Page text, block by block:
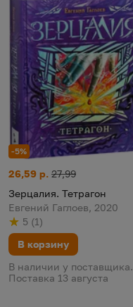
-5%
Зерцалия. Тетрагон
Цена:
26,59 р.
Старая цена:
27,99
Зерцалия. Тетрагон
Евгений Гаглоев, 2020
Рейтинг
5
из 5 (
по результату
1
голосов)
В корзину
В наличии у поставщика.
Поставка 13 августа